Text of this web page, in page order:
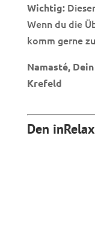
Wichtig:
Wenn du die
komm gerne
Namasté,
Krefeld
Den